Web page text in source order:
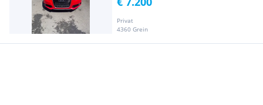
Privat
4360 Grein